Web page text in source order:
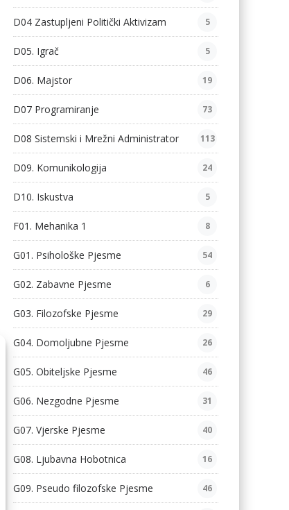
D04 Zastupljeni Politički Aktivizam 5
D05. Igrač 5
D06. Majstor 19
D07 Programiranje 73
D08 Sistemski i Mrežni Administrator 113
D09. Komunikologija 24
D10. Iskustva 5
F01. Mehanika 1 8
G01. Psihološke Pjesme 54
G02. Zabavne Pjesme 6
G03. Filozofske Pjesme 29
G04. Domoljubne Pjesme 26
G05. Obiteljske Pjesme 46
G06. Nezgodne Pjesme 31
G07. Vjerske Pjesme 40
G08. Ljubavna Hobotnica 16
G09. Pseudo filozofske Pjesme 46